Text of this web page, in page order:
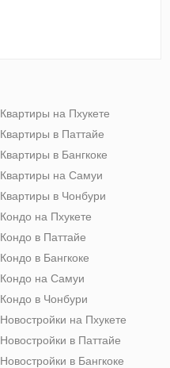
Квартиры на Пхукете
Квартиры в Паттайе
Квартиры в Бангкоке
Квартиры на Самуи
Квартиры в Чонбури
Кондо на Пхукете
Кондо в Паттайе
Кондо в Бангкоке
Кондо на Самуи
Кондо в Чонбури
Новостройки на Пхукете
Новостройки в Паттайе
Новостройки в Бангкоке